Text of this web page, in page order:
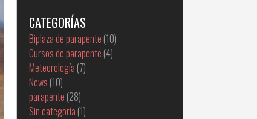
CATEGORÍAS
Biplaza de parapente (10)
Cursos de parapente (4)
Meteorología (7)
News (10)
parapente (28)
Sin categoría (1)